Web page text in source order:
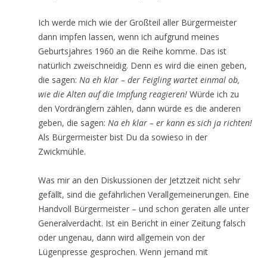
Ich werde mich wie der Großteil aller Bürgermeister
dann impfen lassen, wenn ich aufgrund meines
Geburtsjahres 1960 an die Reihe komme. Das ist
natürlich zweischneidig. Denn es wird die einen geben,
die sagen: Na eh klar – der Feigling wartet einmal ob,
wie die Alten auf die Impfung reagieren! Würde ich zu
den Vordränglern zählen, dann würde es die anderen
geben, die sagen: Na eh klar – er kann es sich ja richten!
Als Bürgermeister bist Du da sowieso in der
Zwickmühle.
Was mir an den Diskussionen der Jetztzeit nicht sehr
gefällt, sind die gefährlichen Verallgemeinerungen. Eine
Handvoll Bürgermeister – und schon geraten alle unter
Generalverdacht. Ist ein Bericht in einer Zeitung falsch
oder ungenau, dann wird allgemein von der
Lügenpresse gesprochen. Wenn jemand mit